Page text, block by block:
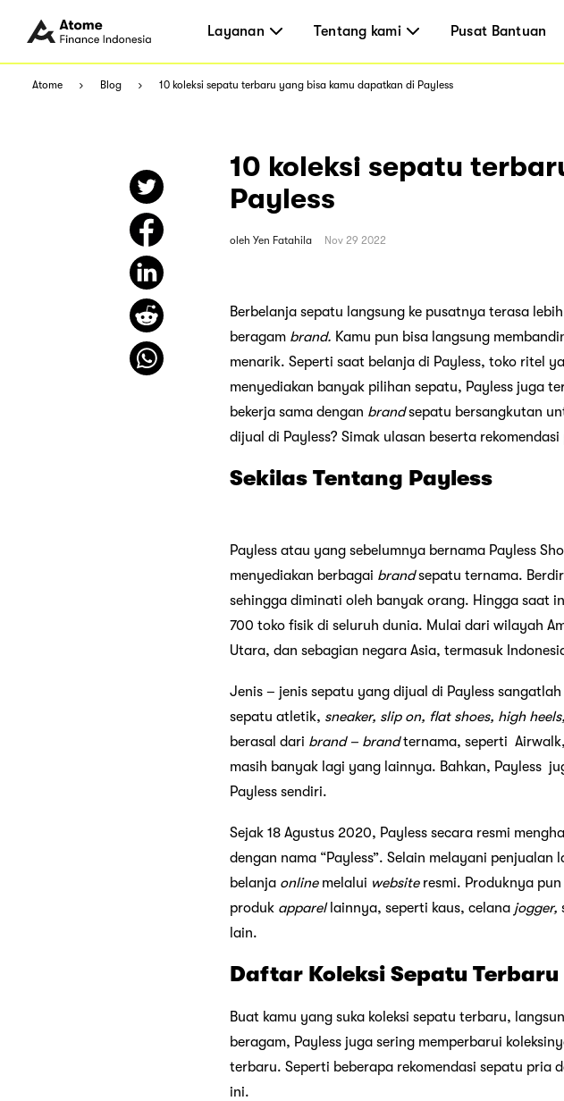
Layanan Tentang kami Pusat Bantuan
Atome Blog 10 koleksi sepatu terbaru yang bisa kamu dapatkan di Payless
10 koleksi sepatu
Payless
oleh Yen Fatahila Nov 29 2022
Berbelanja sepatu langsung ke pusatnya terasa
beragam brand. Kamu pun bisa langsung
menarik. Seperti saat belanja di Payless, toko ritel
menyediakan banyak pilihan sepatu, Payless juga
bekerja sama dengan brandsepatu bersangkutan
dijual di Payless? Simak ulasan beserta
Sekilas Tentang Payless
Payless atau yang sebelumnya bernama Payless
menyediakan berbagai brandsepatu ternama.
sehingga diminati oleh banyak orang. Hingga saat
700 toko fisik di seluruh dunia. Mulai dari wilayah
Utara, dan sebagian negara Asia, termasuk
Jenis – jenis sepatu yang dijual di Payless
sepatu atletik, sneaker, slip on, flat shoes, high
berasal dari brand – brandternama, seperti
masih banyak lagi yang lainnya. Bahkan, Payless
Payless sendiri.
Sejak 18 Agustus 2020, Payless secara resmi
dengan nama “Payless”. Selain melayani
belanja online melalui websiteresmi. Produknya
produk apparel lainnya, seperti kaus, celana jogger,
lain.
Daftar Koleksi Sepatu Terbaru
Buat kamu yang suka koleksi sepatu terbaru,
beragam, Payless juga sering memperbarui
terbaru. Seperti beberapa rekomendasi sepatu pria
ini.